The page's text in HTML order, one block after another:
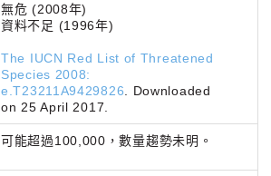
無危 (2008年)
資料不足 (1996年)
The IUCN Red List of Threatened
Species 2008:
e.T23211A9429826
Downloaded
on 25 April 2017.
可能超過100,000，數量趨勢未明。